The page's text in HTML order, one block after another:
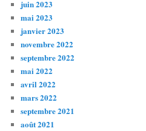
juin 2023
mai 2023
janvier 2023
novembre 2022
septembre 2022
mai 2022
avril 2022
mars 2022
septembre 2021
août 2021